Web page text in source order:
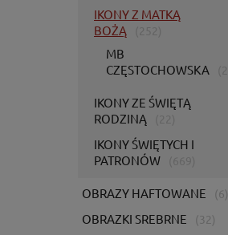
IKONY Z MATKĄ
BOŻĄ
MB
CZĘSTOCHOWSKA
IKONY ZE ŚWIĘTĄ
RODZINĄ
IKONY ŚWIĘTYCH I
PATRONÓW
OBRAZY HAFTOWANE (6)
OBRAZKI SREBRNE (32)